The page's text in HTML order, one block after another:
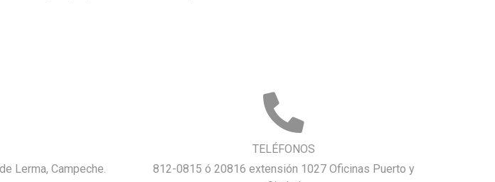
favor espera.
Lerma, Campeche.
TELÉFONOS
812-0815 ó 20816 extensión 1027 Oficinas Puerto y